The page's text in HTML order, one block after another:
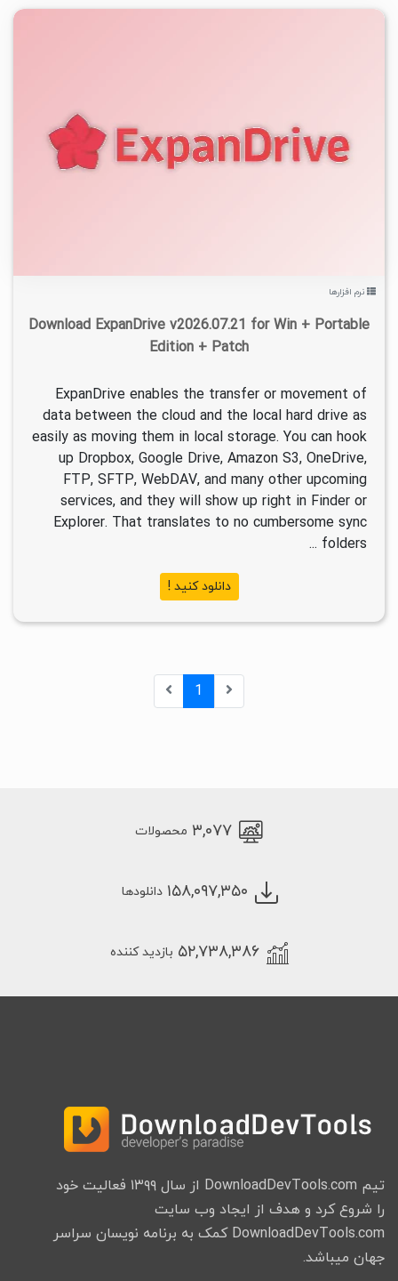
۳/۷۸K ۱۴۰۵/۰۵/۱۵ ۱
نرم افزارها
Download ExpanDrive v2026.07.21 for Win + Portable
Edition + Patch
ExpanDrive enables the transfer or movement of
data between the cloud and the local hard drive as
easily as moving them in local storage. You can hook
up Dropbox, Google Drive, Amazon S3, OneDrive,
FTP, SFTP, WebDAV, and many other upcoming
services, and they will show up right in Finder or
Explorer. That translates to no cumbersome sync
folders ...
دانلود کنید !
1
۳,۰۷۷ محصولات
۱۵۸,۰۹۷,۳۵۰ دانلودها
۵۲,۷۳۸,۳۸۶ بازدید کننده
تیم DownloadDevTools.com از سال ۱۳۹۹ فعالیت خود
را شروع کرد و هدف از ایجاد وب سایت
DownloadDevTools.com کمک به برنامه نویسان سراسر
جهان میباشد.